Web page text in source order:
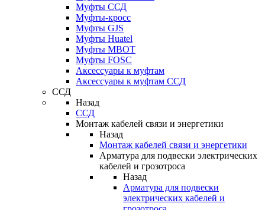
Муфты ССД
Муфты-кросс
Муфты GJS
Муфты Huatel
Муфты МВОТ
Муфты FOSC
Аксессуары к муфтам
Аксессуары к муфтам ССД
ССД
Назад
ССД
Монтаж кабелей связи и энергетики
Назад
Монтаж кабелей связи и энергетики
Арматура для подвески электрических
кабелей и грозотроса
Назад
Арматура для подвески
электрических кабелей и